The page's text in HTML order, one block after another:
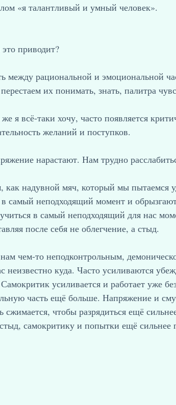
«я талантливый и умный человек».
приводит?
между рациональной и эмоциональной
их понимать, знать, палитра
я всё-таки хочу, часто появляется
желаний и поступков.
нарастают. Нам трудно
как надувной мяч, который мы пытаемся
в самый неподходящий момент и
в самый неподходящий для нас
после себя не облегчение, а стыд.
чем-то неподконтрольным,
неизвестно куда. Часто усиливаются
усиливается и работает уже
часть ещё больше. Напряжение и
чтобы разрядиться ещё
самокритику и попытки ещё сильнее